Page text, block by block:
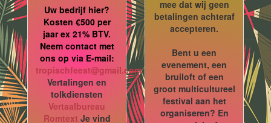
Uw bedrijf hier?
Kosten €500 per
jaar ex 21% BTV.
Neem contact met
ons op via E-mail:
tropischfeest@gmail.com
Vertalingen en
tolkdiensten
Vertaalbureau
Romtext Je vind
mee dat wij geen
betalingen achteraf
accepteren.
Bent u een
evenement, een
bruiloft of een
groot multicultureel
festival aan het
organiseren? En